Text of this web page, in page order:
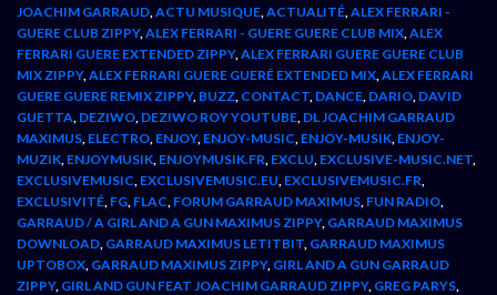
JOACHIM GARRAUD ACTU MUSIQUE ACTUALITÉ ALEX FERRARI -
GUERE CLUB ZIPPY, ALEX FERRARI - GUERE GUERE CLUB MIX ALEX
FERRARI GUERE EXTENDED ZIPPY, ALEX FERRARI GUERE GUERE CLUB
MIX ZIPPY, ALEX FERRARI GUERE GUERÊ EXTENDED MIX ALEX FERRARI
GUERE GUERE REMIX ZIPPY, BUZZ CONTACT DANCE DARIO DAVID
GUETTA DEZIWO DEZIWO ROY YOUTUBE DL JOACHIM GARRAUD
MAXIMUS ELECTRO ENJOY, ENJOY-MUSIC ENJOY-MUSIK ENJOY-
MUZIK ENJOYMUSIK ENJOYMUSIK.FR EXCLU EXCLUSIVE-MUSIC.NET
EXCLUSIVEMUSIC EXCLUSIVEMUSIC.EU EXCLUSIVEMUSIC.FR
EXCLUSIVITÉ FG FLAC FORUM GARRAUD MAXIMUS FUN RADIO
GARRAUD / A GIRL AND A GUN MAXIMUS ZIPPY, GARRAUD MAXIMUS
DOWNLOAD GARRAUD MAXIMUS LETITBIT GARRAUD MAXIMUS
UPTOBOX GARRAUD MAXIMUS ZIPPY, GIRL AND A GUN GARRAUD
ZIPPY, GIRL AND GUN FEAT JOACHIM GARRAUD ZIPPY, GREG PARYS